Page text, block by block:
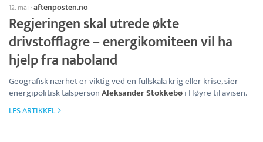
12. mai ·aftenposten.no
Regjeringen skal utrede økte
drivstofflagre – energikomiteen vil ha
hjelp fra naboland
Geografisk nærhet er viktig ved en fullskala krig eller krise, sier
energipolitisk talspersonAleksander Stokkebøi Høyre til avisen.
LES ARTIKKEL